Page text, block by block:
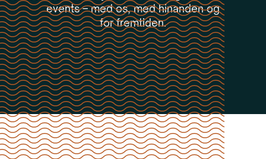
events – med os, med hinanden og
for fremtiden.